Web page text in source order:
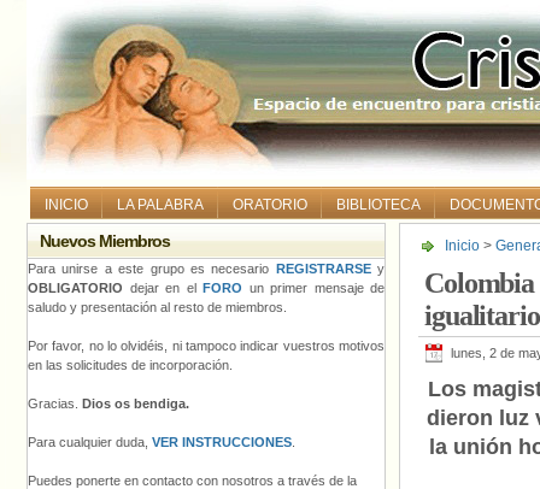
INICIO LA PALABRA ORATORIO BIBLIOTECA
Inicio >
igualitario
lunes, 2 de
Los
dieron luz
la unión
Nuevos Miembros
Para unirse a este grupo es necesario REGISTRARSEy
OBLIGATORIO dejar en el FORO un primer mensaje de
saludo y presentación al resto de miembros.
Por favor, no lo olvidéis, ni tampoco indicar vuestros motivos
en las solicitudes de incorporación.
Gracias. Dios os bendiga.
Para cualquier duda, VER INSTRUCCIONES
Puedes ponerte en contacto con nosotros a través de la